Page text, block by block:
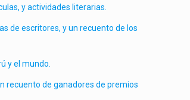
y actividades literarias.
de escritores, y un recuento de los
y el mundo.
recuento de ganadores de premios